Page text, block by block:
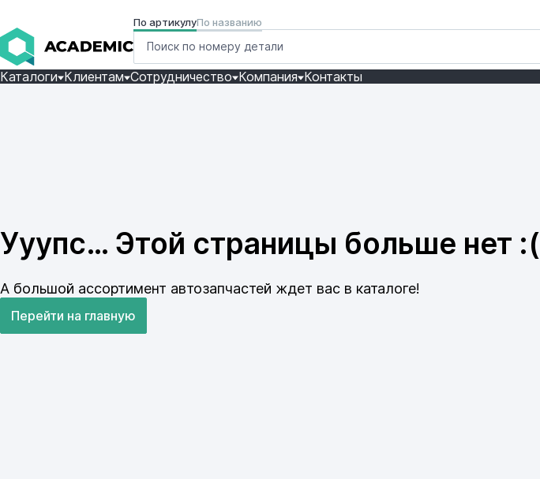
По артикулуПо названию
Каталоги Клиентам Сотрудничество Компания Контакты
Ууупс… Этой страницы больше нет :(
А большой ассортимент автозапчастей ждет вас в каталоге!
Перейти на главную